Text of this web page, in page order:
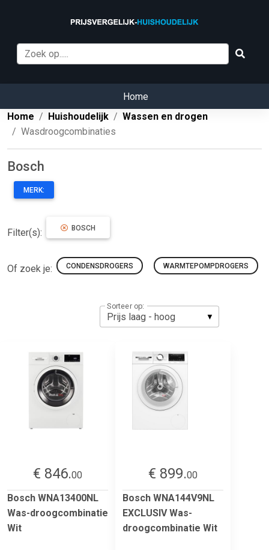
Home
Home
Huishoudelijk
Wassen en drogen
Wasdroogcombinaties
Bosch
MERK:
Filter(s): BOSCH
Of zoek je: CONDENSDROGERS WARMTEPOMPDROGERS
Sorteer op:
€ 846.00
Bosch WNA13400NL
Was-droogcombinatie
Wit
€ 899.00
Bosch WNA144V9NL
EXCLUSIV Was-
droogcombinatie Wit